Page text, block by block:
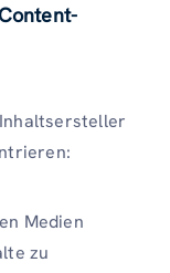
Medien
zu